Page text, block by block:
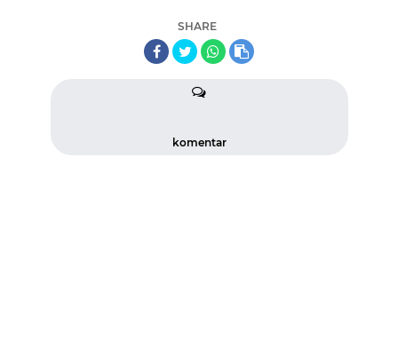
SHARE
komentar